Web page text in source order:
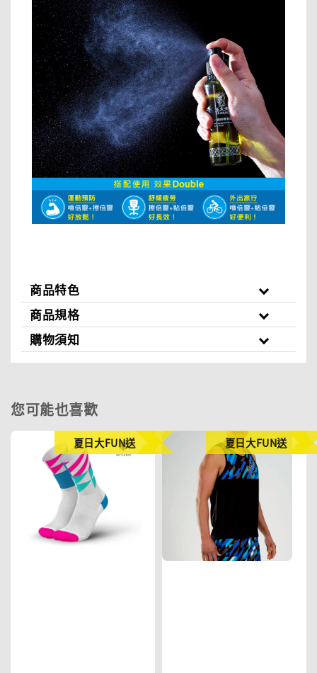
商品特色
商品規格
購物須知
您可能也喜歡
夏日大FUN送 夏日大FUN送